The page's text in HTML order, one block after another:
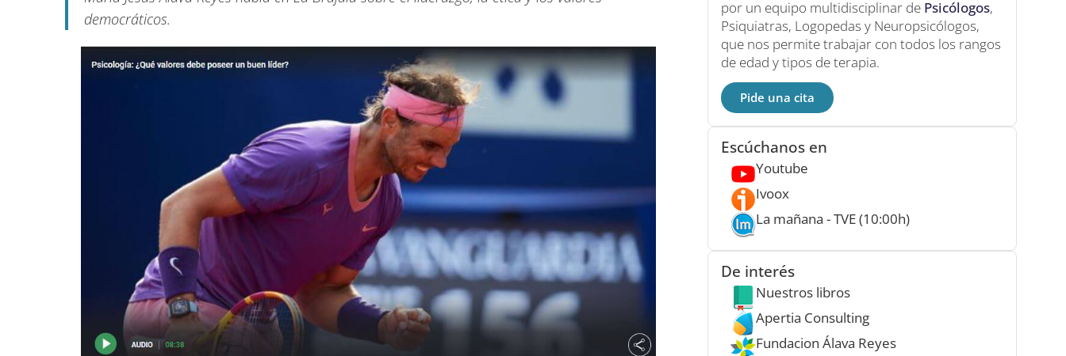
democráticos.
por un equipo multidisciplinar de Psicólogos,
Psiquiatras, Logopedas y Neuropsicólogos,
que nos permite trabajar con todos los rangos
de edad y tipos de terapia.
Pide una cita
Escúchanos en
Youtube
Ivoox
La mañana - TVE (10:00h)
De interés
Nuestros libros
Apertia Consulting
Fundacion Álava Reyes